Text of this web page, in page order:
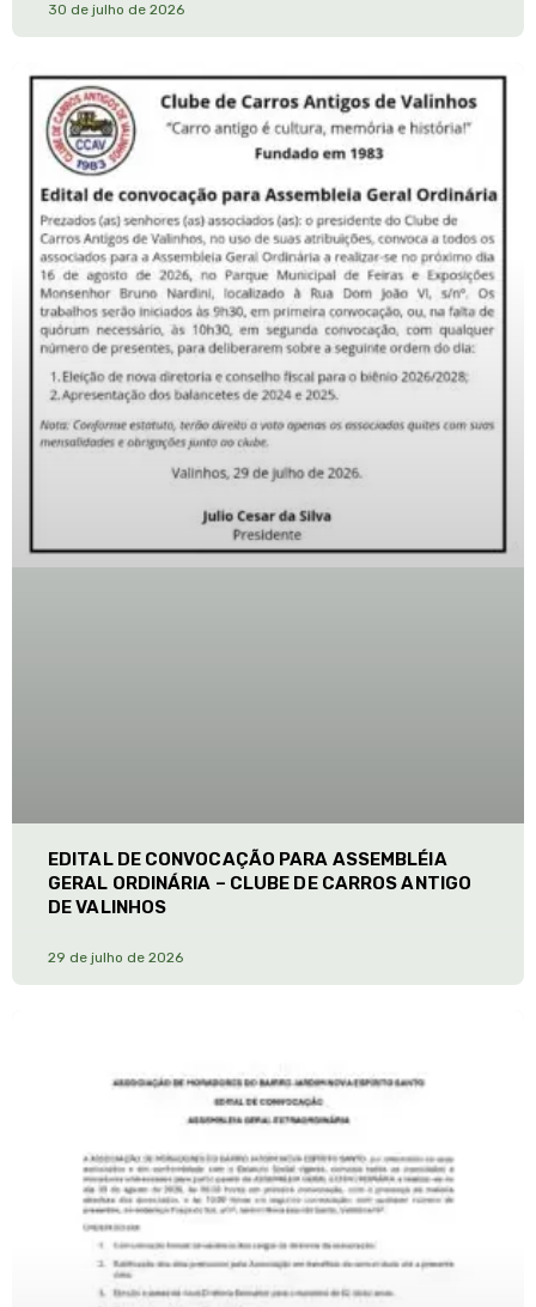
30 de julho de 2026
EDITAL DE CONVOCAÇÃO PARA ASSEMBLÉIA
GERAL ORDINÁRIA – CLUBE DE CARROS ANTIGO
DE VALINHOS
29 de julho de 2026